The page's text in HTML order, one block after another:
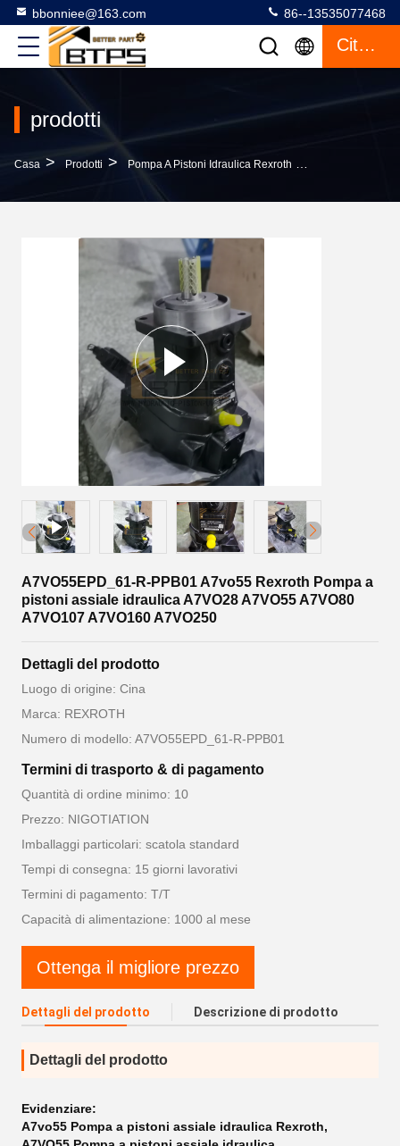
bbonniee@163.com 86--13535077468
Citazione
prodotti
Casa > Prodotti > Pompa A Pistoni Idraulica Rexroth >
A7VO55EPD_61-R-PPB01 A7vo55 Rexroth Pompa a
pistoni assiale idraulica A7VO28 A7VO55 A7VO80
A7VO107 A7VO160 A7VO250
Dettagli del prodotto
Luogo di origine: Cina
Marca: REXROTH
Numero di modello: A7VO55EPD_61-R-PPB01
Termini di trasporto & di pagamento
Quantità di ordine minimo: 10
Prezzo: NIGOTIATION
Imballaggi particolari: scatola standard
Tempi di consegna: 15 giorni lavorativi
Termini di pagamento: T/T
Capacità di alimentazione: 1000 al mese
Ottenga il migliore prezzo
Dettagli del prodotto Descrizione di prodotto
Dettagli del prodotto
Evidenziare:
A7vo55 Pompa a pistoni assiale idraulica Rexroth,